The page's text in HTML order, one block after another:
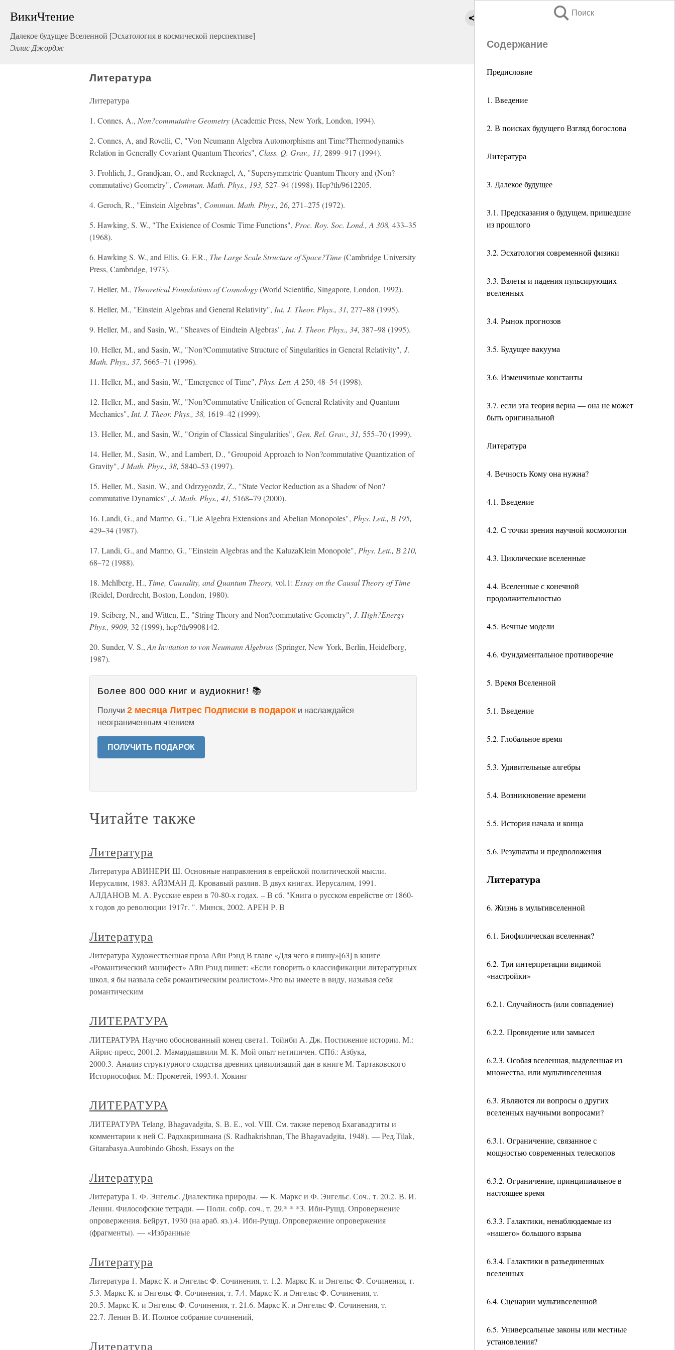
ВикиЧтение
Далекое будущее Вселенной [Эсхатология в космической перспективе]
Эллис Джордж
Поиск
Содержание
Предисловие
1. Введение
2. В поисках будущего Взгляд богослова
Литература
3. Далекое будущее
3.1. Предсказания о будущем, пришедшие
из прошлого
3.2. Эсхатология современной физики
3.3. Взлеты и падения пульсирующих
вселенных
3.4. Рынок прогнозов
3.5. Будущее вакуума
3.6. Изменчивые константы
3.7. если эта теория верна — она не может
быть оригинальной
Литература
4. Вечность Кому она нужна?
4.1. Введение
4.2. С точки зрения научной космологии
4.3. Циклические вселенные
4.4. Вселенные с конечной
продолжительностью
4.5. Вечные модели
4.6. Фундаментальное противоречие
5. Время Вселенной
5.1. Введение
5.2. Глобальное время
5.3. Удивительные алгебры
5.4. Возникновение времени
5.5. История начала и конца
5.6. Результаты и предположения
Литература
6. Жизнь в мультивселенной
6.1. Биофилическая вселенная?
6.2. Три интерпретации видимой
«настройки»
6.2.1. Случайность (или совпадение)
6.2.2. Провидение или замысел
6.2.3. Особая вселенная, выделенная из
множества, или мультивселенная
6.3. Являются ли вопросы о других
вселенных научными вопросами?
6.3.1. Ограничение, связанное с
мощностью современных телескопов
6.3.2. Ограничение, принципиальное в
настоящее время
6.3.3. Галактики, ненаблюдаемые из
«нашего» большого взрыва
6.3.4. Галактики в разъединенных
вселенных
6.4. Сценарии мультивселенной
6.5. Универсальные законы или местные
установления?
Литература
Литература
1. Connes, A., Non?commutative Geometry(Academic Press, New York, London, 1994).
2. Connes, A, and Rovelli, C, "Von Neumann Algebra Automorphisms ant Time?Thermodynamics
Relation in Generally Covariant Quantum Theories", Class. Q. Grav., 11, 2899–917 (1994).
3. Frohlich, J., Grandjean, O., and Recknagel, A, "Supersymmetric Quantum Theory and (Non?
commutative) Geometry", Commun. Math. Phys., 193, 527–94 (1998). Hep?th/9612205.
4. Geroch, R., "Einstein Algebras", Commun. Math. Phys., 26, 271–275 (1972).
5. Hawking, S. W., "The Existence of Cosmic Time Functions", Proc. Roy. Soc. Lond., A 308, 433–35
(1968).
6. Hawking S. W., and Ellis, G. F.R., The Large Scale Structure of Space?Time(Cambridge University
Press, Cambridge, 1973).
7. Heller, M., Theoretical Foundations of Cosmology(World Scientific, Singapore, London, 1992).
8. Heller, M., "Einstein Algebras and General Relativity", Int. J. Theor. Phys., 31, 277–88 (1995).
9. Heller, M., and Sasin, W., "Sheaves of Eindtein Algebras", Int. J. Theor. Phys., 34, 387–98 (1995).
10. Heller, M., and Sasin, W., "Non?Commutative Structure of Singularities in General Relativity", J.
Math. Phys., 37, 5665–71 (1996).
11. Heller, M., and Sasin, W., "Emergence of Time", Phys. Lett. A 250, 48–54 (1998).
12. Heller, M., and Sasin, W., "Non?Commutative Unification of General Relativity and Quantum
Mechanics", Int. J. Theor. Phys., 38, 1619–42 (1999).
13. Heller, M., and Sasin, W., "Origin of Classical Singularities", Gen. Rel. Grav., 31, 555–70 (1999).
14. Heller, M., Sasin, W., and Lambert, D., "Groupoid Approach to Non?commutative Quantization of
Gravity", J Math. Phys., 38, 5840–53 (1997).
15. Heller, М., Sasin, W., and Odrzygozdz, Z., "State Vector Reduction as a Shadow of Non?
commutative Dynamics", J. Math. Phys., 41, 5168–79 (2000).
16. Landi, G., and Marmo, G., "Lie Algebra Extensions and Abelian Monopoles", Phys. Lett., В 195,
429–34 (1987).
17. Landi, G., and Marmo, G., "Einstein Algebras and the KaluzaKlein Monopole", Phys. Lett., В 210,
68–72 (1988).
18. Mehlberg, H., Time, Causality, and Quantum Theory, vol.1: Essay on the Causal Theory of Time
(Reidel, Dordrecht, Boston, London, 1980).
19. Seiberg, N., and Witten, E., "String Theory and Non?commutative Geometry", J. High?Energy
Phys., 9909, 32 (1999), hep?th/9908142.
20. Sunder, V. S., An Invitation to von Neumann Algebras(Springer, New York, Berlin, Heidelberg,
1987).
Более 800 000 книг и аудиокниг! 📚
Получи 2 месяца Литрес Подписки в подарок и наслаждайся
неограниченным чтением
ПОЛУЧИТЬ ПОДАРОК
Читайте также
Литература
Литература АВИНЕРИ Ш. Основные направления в еврейской политической мысли.
Иерусалим, 1983. АЙЗМАН Д. Кровавый разлив. В двух книгах. Иерусалим, 1991.
АЛДАНОВ М. А. Русские евреи в 70-80-х годах. – В сб. "Книга о русском еврействе от 1860-
х годов до революции 1917г. ". Минск, 2002. АРЕН Р. В
Литература
Литература Художественная проза Айн Рэнд В главе «Для чего я пишу»[63] в книге
«Романтический манифест» Айн Рэнд пишет: «Если говорить о классификации литературных
школ, я бы назвала себя романтическим реалистом».Что вы имеете в виду, называя себя
романтическим
ЛИТЕРАТУРА
ЛИТЕРАТУРА Научно обоснованный конец света1. Тойнби А. Дж. Постижение истории. М.:
Айрис-пресс, 2001.2. Мамардашвили М. К. Мой опыт нетипичен. СПб.: Азбука,
2000.3. Анализ структурного сходства древних цивилизаций дан в книге М. Тартаковского
Историософия. М.: Прометей, 1993.4. Хокинг
ЛИТЕРАТУРА
ЛИТЕРАТУРА Теlаng, Bhagavadgita, S. В. Е., vol. VIII. См. также перевод Бхагавадгиты и
комментарии к ней С. Радхакришнана (S. Radhakrishnan, The Bhagavadgita, 1948). — Ред.Тilak,
Gitarabasya.Aurоbindо Ghоsh, Essays on the
Литература
Литература 1. Ф. Энгельс. Диалектика природы. — К. Маркс и Ф. Энгельс. Соч., т. 20.2. В. И.
Ленин. Философские тетради. — Полн. собр. соч., т. 29.* * *3. Ибн-Рушд. Опровержение
опровержения. Бейрут, 1930 (на араб. яз.).4. Ибн-Рушд. Опровержение опровержения
(фрагменты). — «Избранные
Литература
Литература 1. Маркс К. и Энгельс Ф. Сочинения, т. 1.2. Маркс К. и Энгельс Ф. Сочинения, т.
5.3. Маркс К. и Энгельс Ф. Сочинения, т. 7.4. Маркс К. и Энгельс Ф. Сочинения, т.
20.5. Маркс К. и Энгельс Ф. Сочинения, т. 21.6. Маркс К. и Энгельс Ф. Сочинения, т.
22.7. Ленин В. И. Полное собрание сочинений,
Литература